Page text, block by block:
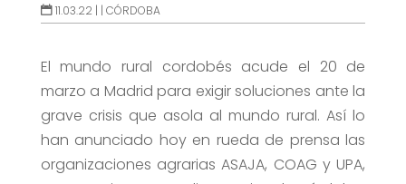
11.03.22 | | CÓRDOBA
El mundo rural cordobés acude el 20 de
marzo a Madrid para exigir soluciones ante la
grave crisis que asola al mundo rural. Así lo
han anunciado hoy en rueda de prensa las
organizaciones agrarias ASAJA, COAG y UPA,